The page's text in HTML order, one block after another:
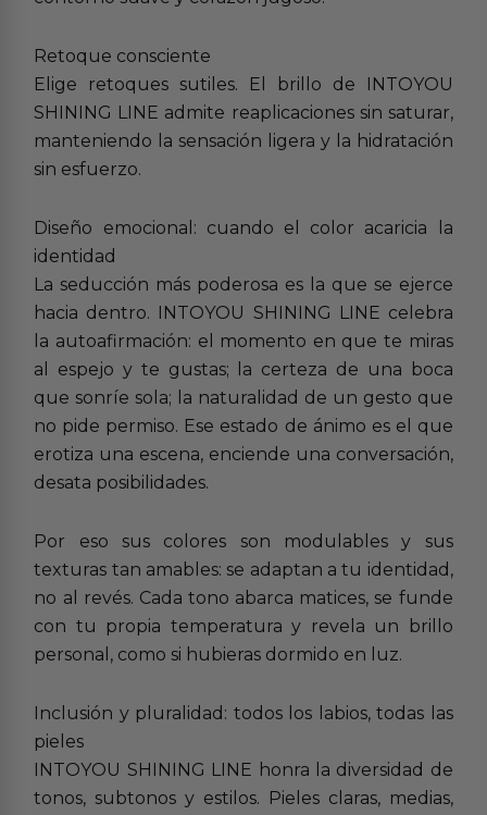
Retoque consciente
Elige retoques sutiles. El brillo de INTOYOU
SHINING LINE admite reaplicaciones sin saturar,
manteniendo la sensación ligera y la hidratación
sin esfuerzo.
Diseño emocional: cuando el color acaricia la
identidad
La seducción más poderosa es la que se ejerce
hacia dentro. INTOYOU SHINING LINE celebra
la autoafirmación: el momento en que te miras
al espejo y te gustas; la certeza de una boca
que sonríe sola; la naturalidad de un gesto que
no pide permiso. Ese estado de ánimo es el que
erotiza una escena, enciende una conversación,
desata posibilidades.
Por eso sus colores son modulables y sus
texturas tan amables: se adaptan a tu identidad,
no al revés. Cada tono abarca matices, se funde
con tu propia temperatura y revela un brillo
personal, como si hubieras dormido en luz.
Inclusión y pluralidad: todos los labios, todas las
pieles
INTOYOU SHINING LINE honra la diversidad de
tonos, subtonos y estilos. Pieles claras, medias,